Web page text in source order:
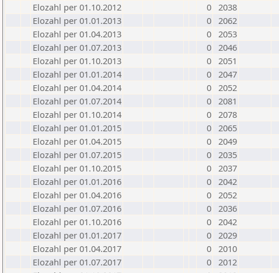
Elozahl per 01.10.2012
0 2038
Elozahl per 01.01.2013
0 2062
Elozahl per 01.04.2013
0 2053
Elozahl per 01.07.2013
0 2046
Elozahl per 01.10.2013
0 2051
Elozahl per 01.01.2014
0 2047
Elozahl per 01.04.2014
0 2052
Elozahl per 01.07.2014
0 2081
Elozahl per 01.10.2014
0 2078
Elozahl per 01.01.2015
0 2065
Elozahl per 01.04.2015
0 2049
Elozahl per 01.07.2015
0 2035
Elozahl per 01.10.2015
0 2037
Elozahl per 01.01.2016
0 2042
Elozahl per 01.04.2016
0 2052
Elozahl per 01.07.2016
0 2036
Elozahl per 01.10.2016
0 2042
Elozahl per 01.01.2017
0 2029
Elozahl per 01.04.2017
0 2010
Elozahl per 01.07.2017
0 2012